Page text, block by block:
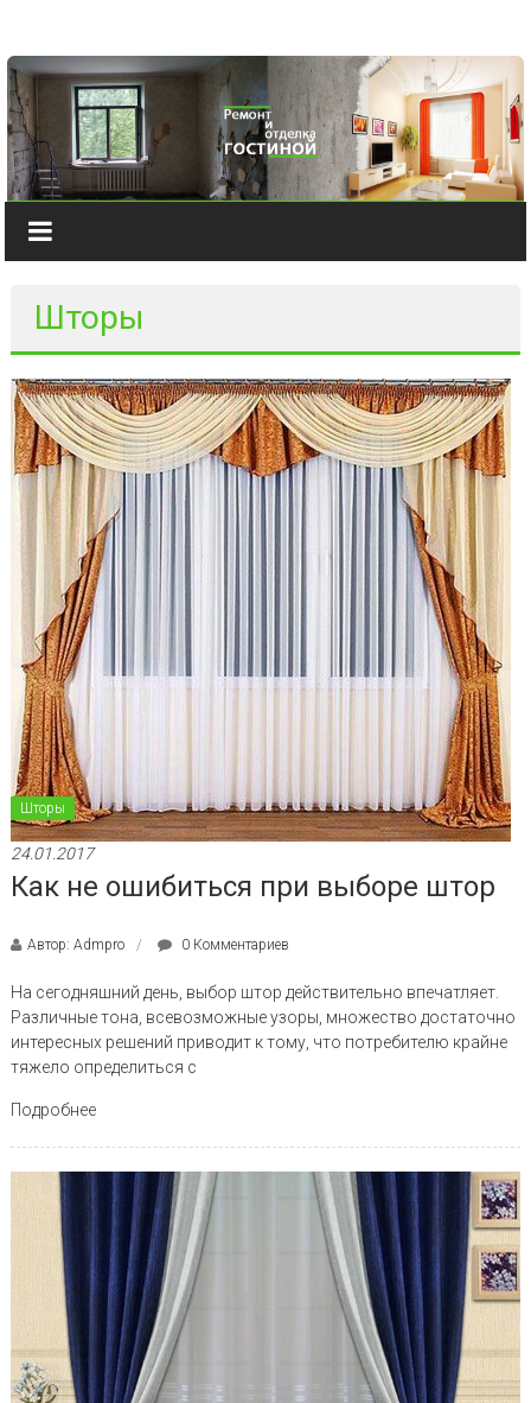
Шторы
Шторы
24.01.2017
Как не ошибиться при выборе штор
Автор: Admpro 0 Комментариев
На сегодняшний день, выбор штор действительно впечатляет.
Различные тона, всевозможные узоры, множество достаточно
интересных решений приводит к тому, что потребителю крайне
тяжело определиться с
Подробнее